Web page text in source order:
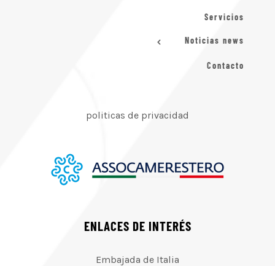
Servicios
Noticias news
Contacto
politicas de privacidad
ENLACES DE INTERÉS
Embajada de Italia